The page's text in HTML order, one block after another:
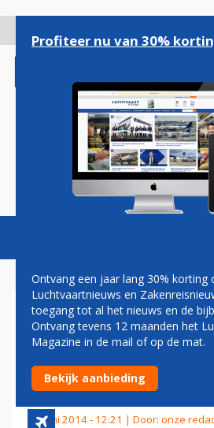
gaan
Magazine Podcasts
AMERICAN
VENEZUELA OM
VALUTARUZIE
18 juni 2014 - 12:21 | Door: onze
Profiteer nu van 30%
Ontvang een jaar lang 30% korting
Luchtvaartnieuws en
toegang tot al het nieuws en de
Ontvang tevens 12 maanden het
Magazine in de mail of op de mat.
Bekijk aanbieding